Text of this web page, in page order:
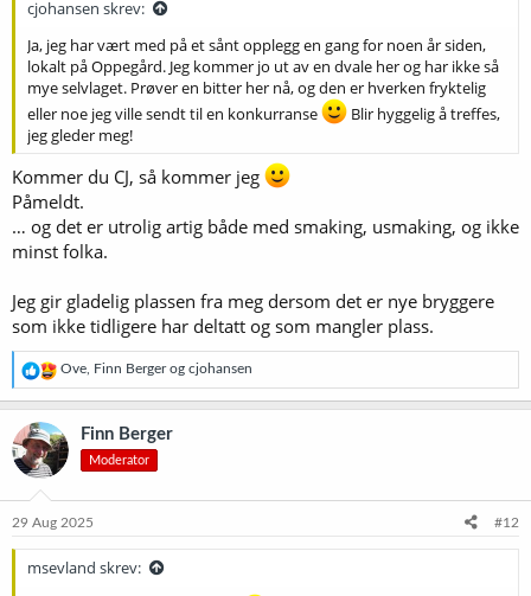
cjohansen skrev:
Ja, jeg har vært med på et sånt opplegg en gang for noen år siden,
lokalt på Oppegård. Jeg kommer jo ut av en dvale her og har ikke så
mye selvlaget. Prøver en bitter her nå, og den er hverken fryktelig
eller noe jeg ville sendt til en konkurranse
Blir hyggelig å treffes,
jeg gleder meg!
Kommer du CJ, så kommer jeg
Påmeldt.
… og det er utrolig artig både med smaking, usmaking, og ikke
minst folka.
Jeg gir gladelig plassen fra meg dersom det er nye bryggere
som ikke tidligere har deltatt og som mangler plass.
R
e
a
s
j
n
e
Ove Finn Bergerog cjohansen
Finn Berger
Moderator
29 Aug 2025 #12
msevland skrev: